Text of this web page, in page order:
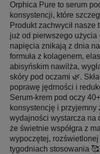
Orphica Pure to serum
konsystencji, które
Produkt zachwycił nasze
już od pierwszego
napięcia znikają z dnia
formuła z kolagenem,
abisyńskim nawilża,
skóry pod oczami 🌿.
poprawę jędrności i
Serum-krem pod oczy
konsystencję i
wydajności wystarcza na
że świetnie współgra z
wypoczętej,
tygodniach stosowania